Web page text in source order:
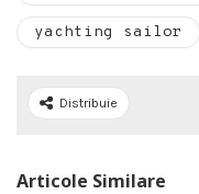
yachting sailor
Distribuie
Articole Similare